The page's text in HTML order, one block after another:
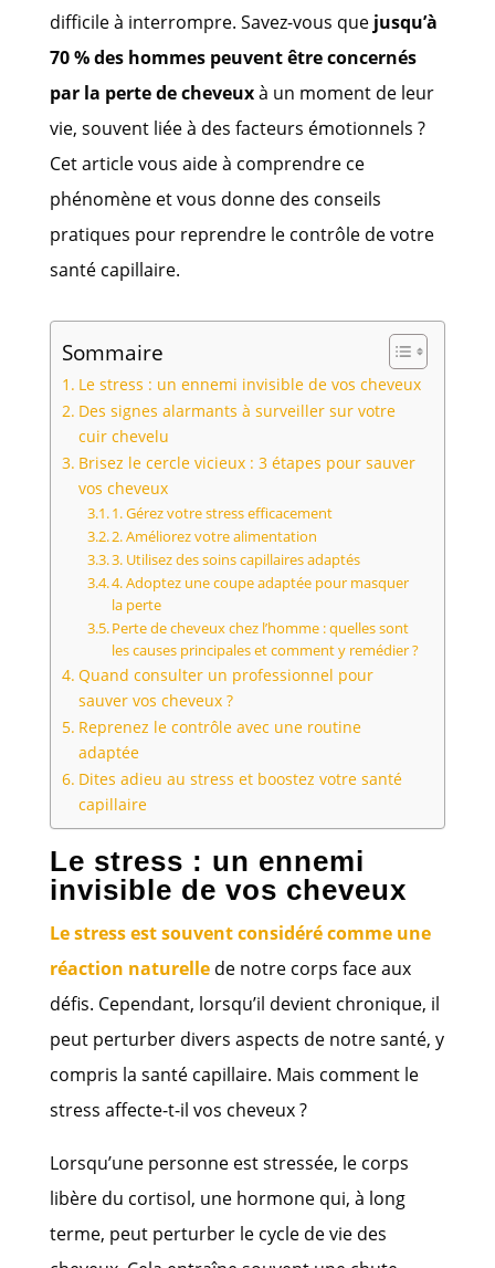
difficile à interrompre. Savez-vous que jusqu’à
70 % des hommes peuvent être concernés
par la perte de cheveuxà un moment de leur
vie, souvent liée à des facteurs émotionnels ?
Cet article vous aide à comprendre ce
phénomène et vous donne des conseils
pratiques pour reprendre le contrôle de votre
santé capillaire.
Sommaire
Le stress : un ennemi invisible de vos cheveux
Des signes alarmants à surveiller sur votre
cuir chevelu
Brisez le cercle vicieux : 3 étapes pour sauver
vos cheveux
1. Gérez votre stress efficacement
2. Améliorez votre alimentation
3. Utilisez des soins capillaires adaptés
4. Adoptez une coupe adaptée pour masquer
la perte
Perte de cheveux chez l’homme : quelles sont
les causes principales et comment y remédier ?
Quand consulter un professionnel pour
sauver vos cheveux ?
Reprenez le contrôle avec une routine
adaptée
Dites adieu au stress et boostez votre santé
capillaire
Le stress : un ennemi
invisible de vos cheveux
Le stress est souvent considéré comme une
réaction naturellede notre corps face aux
défis. Cependant, lorsqu’il devient chronique, il
peut perturber divers aspects de notre santé, y
compris la santé capillaire. Mais comment le
stress affecte-t-il vos cheveux ?
Lorsqu’une personne est stressée, le corps
libère du cortisol, une hormone qui, à long
terme, peut perturber le cycle de vie des